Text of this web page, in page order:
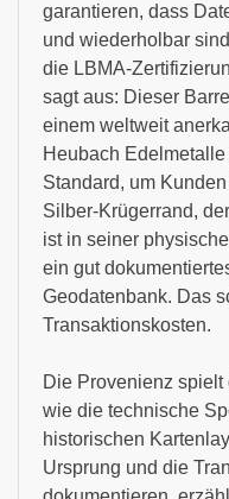
garantieren, dass
und wiederholbar
die LBMA-
sagt aus: Dieser
einem weltweit
Heubach
Standard, um
Silber-Krügerrand,
ist in seiner
ein gut
Geodatenbank. Das
Transaktionskosten.
Die Provenienz
wie die technische
historischen
Ursprung und die